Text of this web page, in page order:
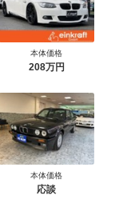
本体価格
208万円
本体価格
応談